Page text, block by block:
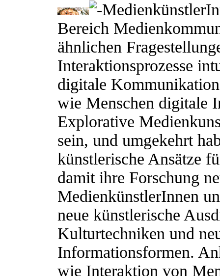
Bereich
ähnlichen
Interaktionsprozesse
digitale
wie Menschen digitale
Explorative
sein, und umgekehrt
künstlerische Ansätze
damit ihre Forschung
MedienkünstlerInnen
neue künstlerische
Kulturtechniken und
Informationsformen.
wie Interaktion von